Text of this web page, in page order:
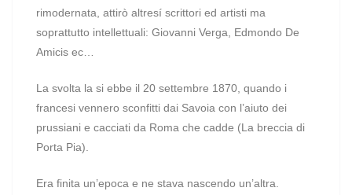
rimodernata, attirò altresí scrittori ed artisti ma
soprattutto intellettuali: Giovanni Verga, Edmondo De
Amicis ec…
La svolta la si ebbe il 20 settembre 1870, quando i
francesi vennero sconfitti dai Savoia con l’aiuto dei
prussiani e cacciati da Roma che cadde (La breccia di
Porta Pia).
Era finita un’epoca e ne stava nascendo un’altra.